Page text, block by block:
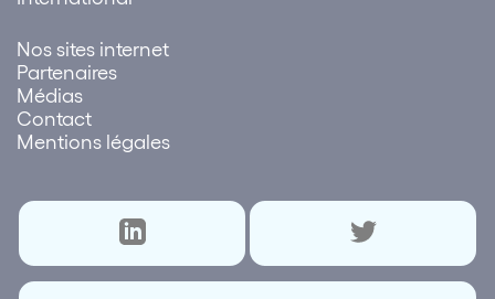
Nos sites internet
Partenaires
Médias
Contact
Mentions légales